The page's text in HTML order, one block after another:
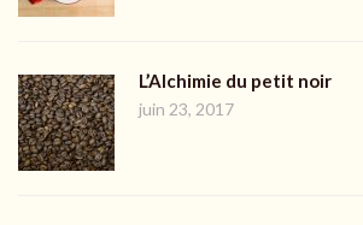
L’Alchimie du petit noir
juin 23, 2017